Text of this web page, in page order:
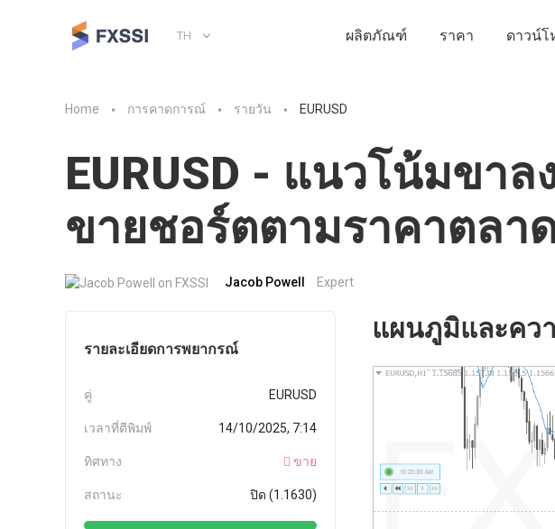
TH ผลิตภัณฑ์ ราคา ดาวน์โ
Home การคาดการณ์ รายวัน EURUSD
EURUSD - แนวโน้มขา
ขายชอร์ตตามราคาตลา
Jacob Powell Expert
รายละเอียดการพยากรณ์
คู่ EURUSD
เวลาที่ตีพิมพ์ 14/10/2025, 7:14
ทิศทาง ขาย
สถานะ ปิด (1.1630)
แผนภูมิและคว